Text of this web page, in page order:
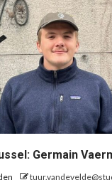
Germain